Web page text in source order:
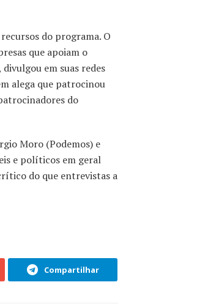
do programa. O
que apoiam o
em suas redes
alega que patrocinou
do
Moro (Podemos) e
e políticos em geral
do que entrevistas a
Compartilhar